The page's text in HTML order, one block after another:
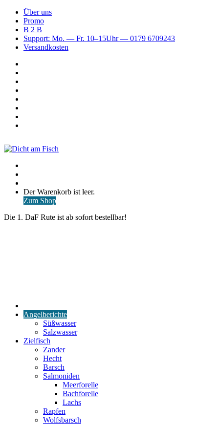
Über uns
Promo
B 2 B
Support: Mo. — Fr. 10–15Uhr — 0179 6709243
Versandkosten
Warenkorb
ansehen
Der Warenkorb ist leer.
Zum Shop
Die 1. DaF Rute ist ab sofort bestellbar!
Angelberichte
Süßwasser
Salzwasser
Zielfisch
Zander
Hecht
Barsch
Salmoniden
Meerforelle
Bachforelle
Lachs
Rapfen
Wolfsbarsch